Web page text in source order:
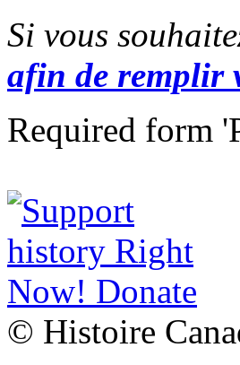
Si vous
afin de remplir
Required form
© Histoire